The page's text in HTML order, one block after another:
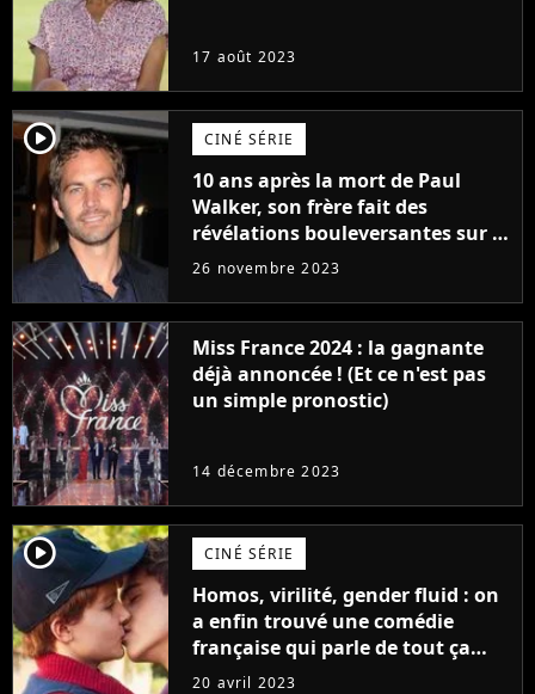
17 août 2023
player2 CINÉ SÉRIE
10 ans après la mort de Paul
Walker, son frère fait des
révélations bouleversantes sur la
réaction des acteurs de Fast and
26 novembre 2023
Miss France 2024 : la gagnante
déjà annoncée ! (Et ce n'est pas
un simple pronostic)
14 décembre 2023
player2 CINÉ SÉRIE
Homos, virilité, gender fluid : on
a enfin trouvé une comédie
française qui parle de tout ça
sans être super ringarde
20 avril 2023